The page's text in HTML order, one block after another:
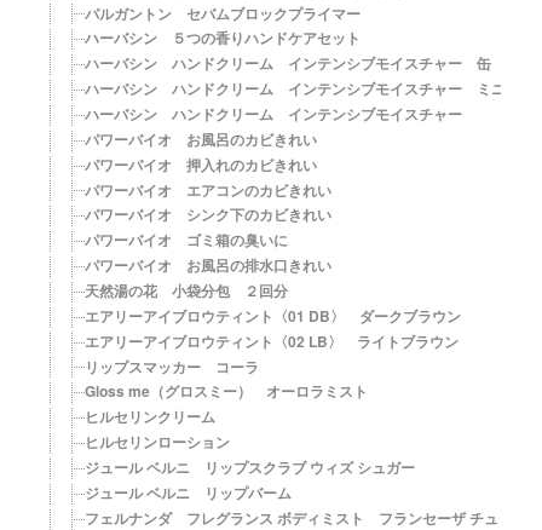
パルガントン セバムブロックプライマー
ハーバシン ５つの香りハンドケアセット
ハーバシン ハンドクリーム インテンシブモイスチャー 缶
ハーバシン ハンドクリーム インテンシブモイスチャー ミニチュ
ハーバシン ハンドクリーム インテンシブモイスチャー
パワーバイオ お風呂のカビきれい
パワーバイオ 押入れのカビきれい
パワーバイオ エアコンのカビきれい
パワーバイオ シンク下のカビきれい
パワーバイオ ゴミ箱の臭いに
パワーバイオ お風呂の排水口きれい
天然湯の花 小袋分包 ２回分
エアリーアイブロウティント〈01 DB〉 ダークブラウン
エアリーアイブロウティント〈02 LB〉 ライトブラウン
リップスマッカー コーラ
Gloss me（グロスミー） オーロラミスト
ヒルセリンクリーム
ヒルセリンローション
ジュール ベルニ リップスクラブ ウィズ シュガー
ジュール ベルニ リップバーム
フェルナンダ フレグランス ボディミスト フランセーザ チュリパス